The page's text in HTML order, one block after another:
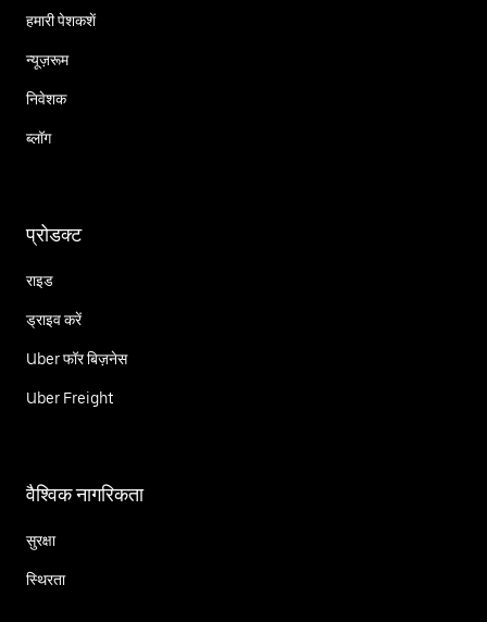
हमारी पेशकशें
न्यूज़रूम
निवेशक
ब्लॉग
प्रोडक्ट
राइड
ड्राइव करें
Uber फॉर बिज़नेस
Uber Freight
वैश्विक नागरिकता
सुरक्षा
स्थिरता